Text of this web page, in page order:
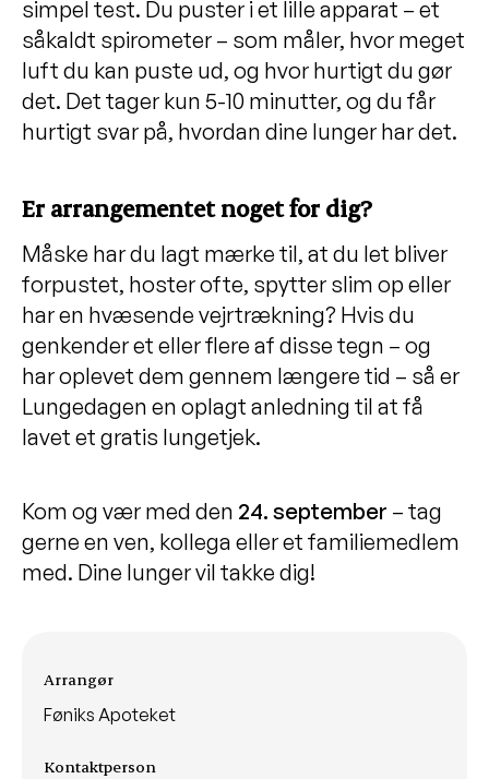
simpel test. Du puster i et lille apparat – et
såkaldt spirometer – som måler, hvor meget
luft du kan puste ud, og hvor hurtigt du gør
det. Det tager kun 5-10 minutter, og du får
hurtigt svar på, hvordan dine lunger har det.
Er arrangementet noget for dig?
Måske har du lagt mærke til, at du let bliver
forpustet, hoster ofte, spytter slim op eller
har en hvæsende vejrtrækning? Hvis du
genkender et eller flere af disse tegn – og
har oplevet dem gennem længere tid – så er
Lungedagen en oplagt anledning til at få
lavet et gratis lungetjek.
Kom og vær med den 24. september – tag
gerne en ven, kollega eller et familiemedlem
med. Dine lunger vil takke dig!
Arrangementsinformationer
Arrangør
Føniks Apoteket
Kontaktperson